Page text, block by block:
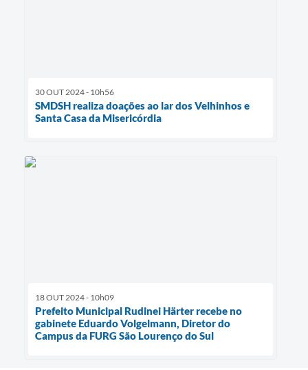
30 OUT 2024 - 10h56
SMDSH realiza doações ao lar dos Velhinhos e
Santa Casa da Misericórdia
18 OUT 2024 - 10h09
Prefeito Municipal Rudinei Härter recebe no
gabinete Eduardo Volgelmann, Diretor do
Campus da FURG São Lourenço do Sul